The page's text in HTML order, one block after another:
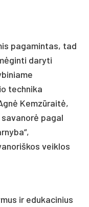
pagamintas, tad
daryti
technika
Kemzūraitė,
pagal
veiklos
ir edukacinius